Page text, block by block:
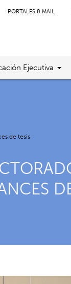
PORTALES & MAIL
Ejecutiva
de tesis